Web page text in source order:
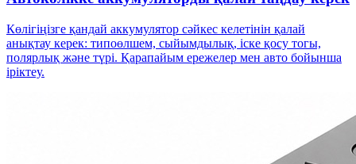
Көлігіңізге қандай аккумулятор сәйкес келетінін қалай
анықтау керек: типоөлшем, сыйымдылық, іске қосу тогы,
полярлық және түрі. Қарапайым ережелер мен авто бойынша
іріктеу.